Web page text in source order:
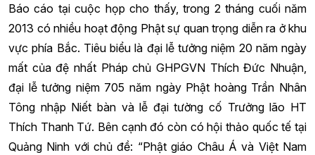
Báo cáo tại cuộc họp cho thấy, trong 2 tháng cuối năm
2013 có nhiều hoạt động Phật sự quan trọng diễn ra ở khu
vực phía Bắc. Tiêu biểu là đại lễ tưởng niệm 20 năm ngày
mất của đệ nhất Pháp chủ GHPGVN Thích Đức Nhuận,
đại lễ tưởng niệm 705 năm ngày Phật hoàng Trần Nhân
Tông nhập Niết bàn và lễ đại tường cố Trưởng lão HT
Thích Thanh Tứ. Bên cạnh đó còn có hội thảo quốc tế tại
Quảng Ninh với chủ đề: “Phật giáo Châu Á và Việt Nam